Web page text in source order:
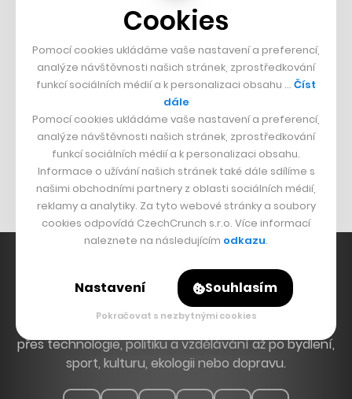
Boční projekt, co se zvrtnul
Francouzský šéfkuchař na Šumavě
Dva golfisti, co pečou
DESIGN
Bomma není tichá
Originální hodinky
Nábytek z betonu
Hlavní zdroj inspirace. Věnujeme se tématům, která
hýbou Českem a světem, od byznysu a startupů
přes technologie, politiku a vzdělávání až po bydlení,
sport, kulturu, ekologii nebo dopravu.
Cookies
Pomocí cookies ukládáme vaše nastavení a preferencí,
analýze návštěvnosti našich stránek, zprostředkování
funkcí sociálních médií a k personalizaci obsahu … Číst
dále
Pomocí cookies ukládáme vaše nastavení a preferencí,
analýze návštěvnosti našich stránek, zprostředkování
funkcí sociálních médií a k personalizaci obsahu.
Informace o užívání našich stránek také dále sdílíme s
našimi obchodními partnery z oblasti sociálních médií,
reklamy a analytiky. Za tyto webové stránky a soubory
cookies odpovídá CzechCrunch s.r.o. Více informací
naleznete na následujícím odkazu.
Nastavení Souhlasím
Pokračovat s nezbytnými cookies